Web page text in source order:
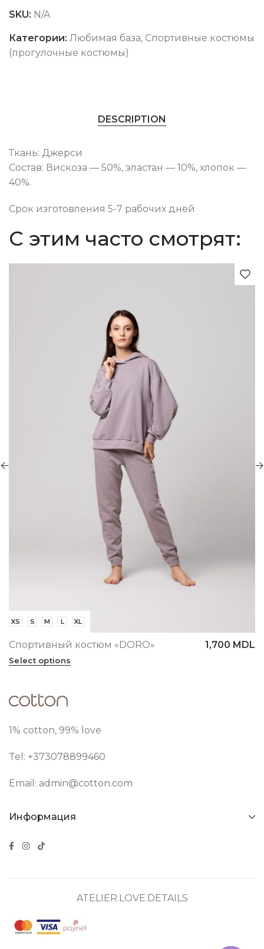
SKU: N/A
Категории: Любимая база, Спортивные костюмы
(прогулочные костюмы)
DESCRIPTION
Ткань: Джерси
Состав: Вискоза — 50%, эластан — 10%, хлопок —
40%.
Срок изготовления 5-7 рабочих дней
С этим часто смотрят:
1,700MDL Спортивный костюм «STELA»
1% cotton, 99% love
Tel: +373078899460
Email: admin@cotton.com
Информация
ATELIER.LOVE.DETAILS